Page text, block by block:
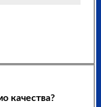
качества?